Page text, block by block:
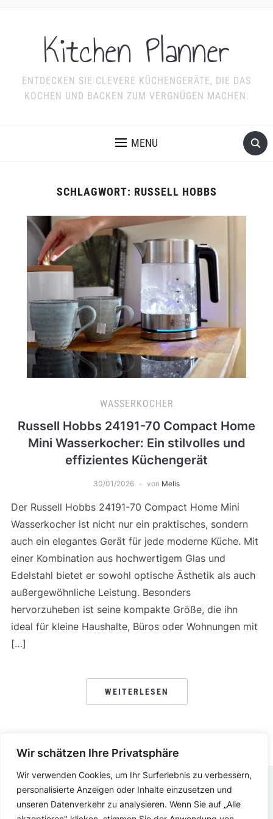
Wir schätzen Ihre Privatsphäre
Wir verwenden Cookies, um Ihr Surferlebnis zu verbessern,
personalisierte Anzeigen oder Inhalte einzusetzen und
unseren Datenverkehr zu analysieren. Wenn Sie auf „Alle
Kitchen Planner
ENTDECKEN SIE CLEVERE KÜCHENGERÄTE, DIE DAS
KOCHEN UND BACKEN ZUM VERGNÜGEN MACHEN.
MENU
SCHLAGWORT: RUSSELL HOBBS
WASSERKOCHER
Russell Hobbs 24191-70 Compact Home
Mini Wasserkocher: Ein stilvolles und
effizientes Küchengerät
30/01/2026 von Melis
Der Russell Hobbs 24191-70 Compact Home Mini
Wasserkocher ist nicht nur ein praktisches, sondern
auch ein elegantes Gerät für jede moderne Küche. Mit
einer Kombination aus hochwertigem Glas und
Edelstahl bietet er sowohl optische Ästhetik als auch
außergewöhnliche Leistung. Besonders
hervorzuheben ist seine kompakte Größe, die ihn
ideal für kleine Haushalte, Büros oder Wohnungen mit
[…]
WEITERLESEN
IMPRESSUM DATENSCHUTZERKLÄRUNG